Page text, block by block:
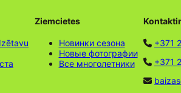
Ziemcietes
Новинки сезона
Новые фотографии
Все многолетники
+371
+371